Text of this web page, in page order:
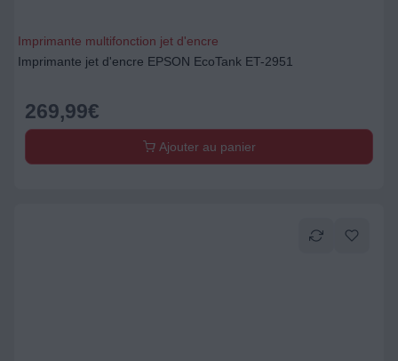
Imprimante multifonction jet d'encre
Imprimante jet d'encre EPSON EcoTank ET-2951
269,99€
Ajouter au panier